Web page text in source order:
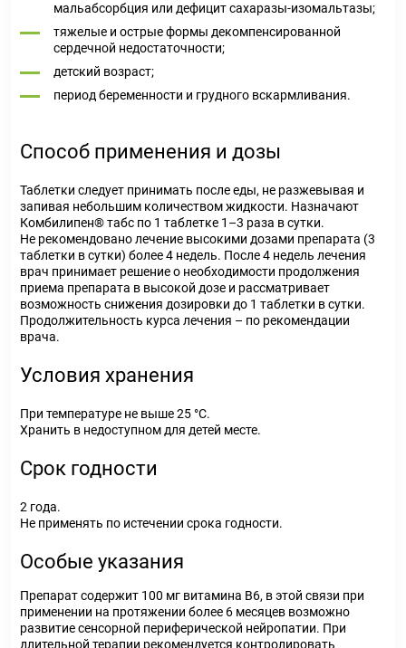
мальабсорбция или дефицит сахаразы-изомальтазы;
тяжелые и острые формы декомпенсированной
сердечной недостаточности;
детский возраст;
период беременности и грудного вскармливания.
Способ применения и дозы
Таблетки следует принимать после еды, не разжевывая и
запивая небольшим количеством жидкости. Назначают
Комбилипен®табс по 1 таблетке 1–3 раза в сутки.
Не рекомендовано лечение высокими дозами препарата (3
таблетки в сутки) более 4 недель. После 4 недель лечения
врач принимает решение о необходимости продолжения
приема препарата в высокой дозе и рассматривает
возможность снижения дозировки до 1 таблетки в сутки.
Продолжительность курса лечения – по рекомендации
врача.
Условия хранения
При температуре не выше 25 °С.
Хранить в недоступном для детей месте.
Срок годности
2 года.
Не применять по истечении срока годности.
Особые указания
Препарат содержит 100 мг витамина В6, в этой связи при
применении на протяжении более 6 месяцев возможно
развитие сенсорной периферической нейропатии. При
длительной терапии рекомендуется контролировать